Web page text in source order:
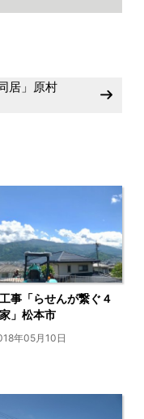
居」原村
事「らせんが繋ぐ４
」松本市
年05月10日